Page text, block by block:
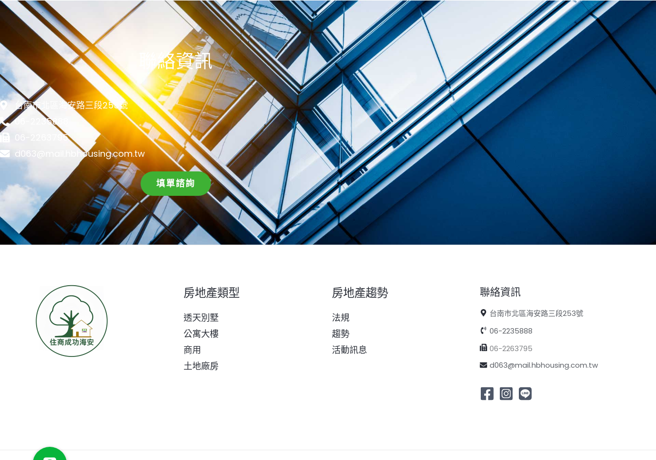
聯絡資訊
台南市北區海安路三段253號
06-2235888
06-2263795
d063@mail.hbhousing.com.tw
填單諮詢
房地產類型
透天別墅
公寓大樓
商用
土地廠房
房地產趨勢
法規
趨勢
活動訊息
聯絡資訊
台南市北區海安路三段253號
06-2235888
06-2263795
d063@mail.hbhousing.com.tw